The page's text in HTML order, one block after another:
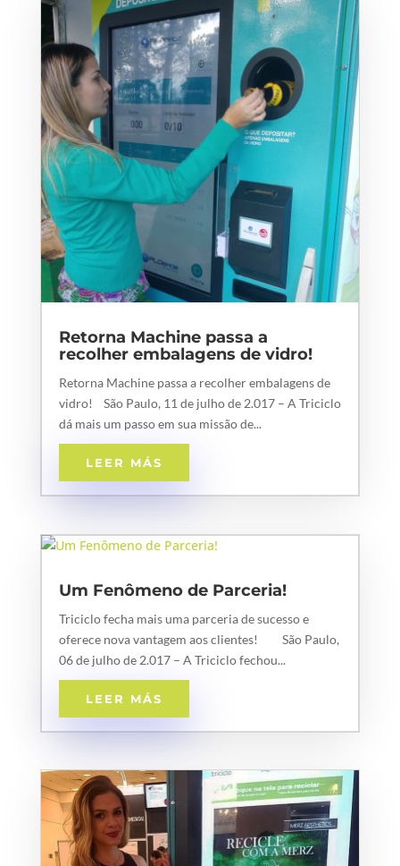
Retorna Machine passa a
recolher embalagens de vidro!
Retorna Machine passa a recolher embalagens de
vidro! São Paulo, 11 de julho de 2.017 – A Triciclo
dá mais um passo em sua missão de...
LEER MÁS
Um Fenômeno de Parceria!
Triciclo fecha mais uma parceria de sucesso e
oferece nova vantagem aos clientes! São Paulo,
06 de julho de 2.017 – A Triciclo fechou...
LEER MÁS